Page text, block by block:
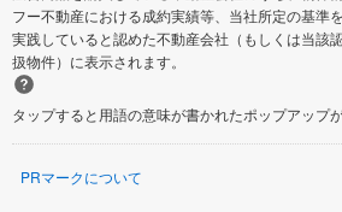
フー不動産における成約実績等、当社所定の基準
実践していると認めた不動産会社（もしくは当該
扱物件）に表示されます。
タップすると用語の意味が書かれたポップアップが
PRマークについて